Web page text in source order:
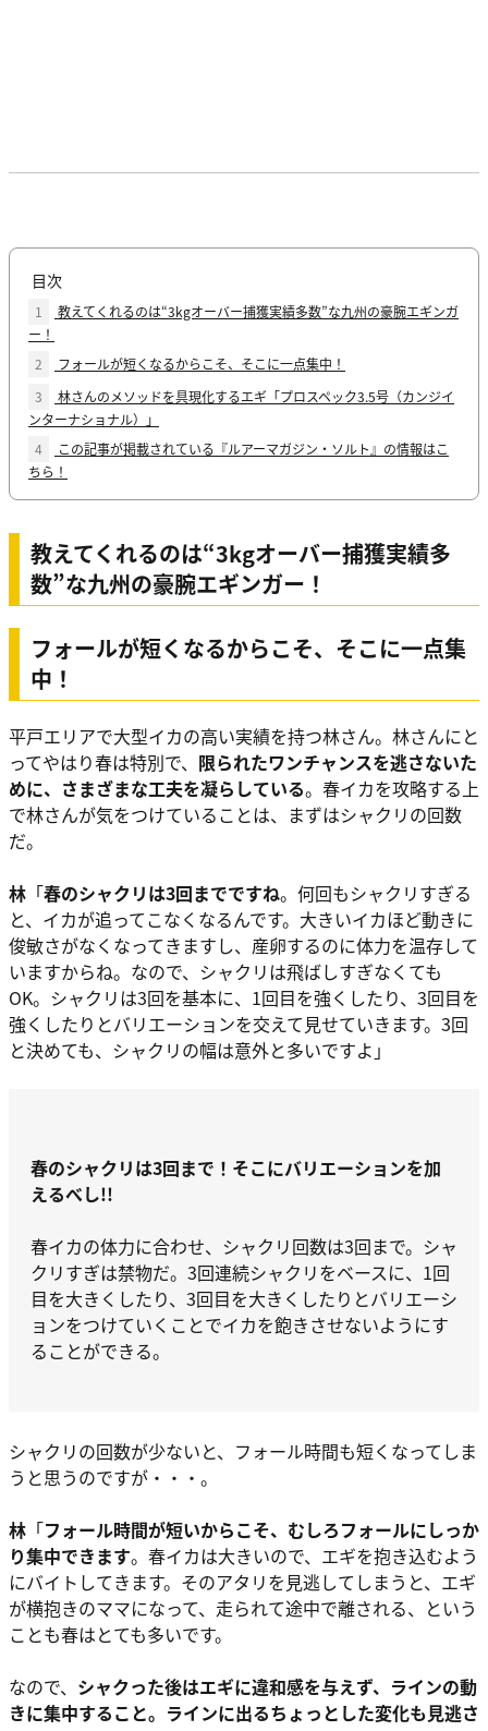
目次
1
教えてくれるのは“3kgオーバー捕獲実績多数”な九州の豪腕エギンガ
ー！
2
フォールが短くなるからこそ、そこに一点集中！
3
林さんのメソッドを具現化するエギ「プロスペック3.5号（カンジイ
ンターナショナル）」
4
この記事が掲載されている『ルアーマガジン・ソルト』の情報はこ
ちら！
教えてくれるのは“3kgオーバー捕獲実績多
数”な九州の豪腕エギンガー！
フォールが短くなるからこそ、そこに一点集
中！
平戸エリアで大型イカの高い実績を持つ林さん。林さんにと
ってやはり春は特別で、 限られたワンチャンスを逃さないた
めに、さまざまな工夫を凝らしている。春イカを攻略する上
で林さんが気をつけていることは、まずはシャクリの回数
だ。
林 「春のシャクリは3回までですね。何回もシャクリすぎる
と、イカが追ってこなくなるんです。大きいイカほど動きに
俊敏さがなくなってきますし、産卵するのに体力を温存して
いますからね。なので、シャクリは飛ばしすぎなくても
OK。シャクリは3回を基本に、1回目を強くしたり、3回目を
強くしたりとバリエーションを交えて見せていきます。3回
と決めても、シャクリの幅は意外と多いですよ」
春のシャクリは3回まで！そこにバリエーションを加
えるべし!!
春イカの体力に合わせ、シャクリ回数は3回まで。シャ
クリすぎは禁物だ。3回連続シャクリをベースに、1回
目を大きくしたり、3回目を大きくしたりとバリエーシ
ョンをつけていくことでイカを飽きさせないようにす
ることができる。
シャクリの回数が少ないと、フォール時間も短くなってしま
うと思うのですが・・・。
林 「フォール時間が短いからこそ、むしろフォールにしっか
り集中できます。春イカは大きいので、エギを抱き込むよう
にバイトしてきます。そのアタリを見逃してしまうと、エギ
が横抱きのママになって、走られて途中で離される、という
ことも春はとても多いです。
なので、 シャクった後はエギに違和感を与えず、 ラインの動
きに集中すること。 ラインに出るちょっとした変化も見逃さ